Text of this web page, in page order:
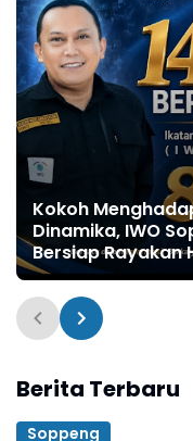
Kokoh
Dinamika, IWO
Bersiap Rayakan
Jadi ke-14 Lewat
Nyata
Berita Terbaru
Soppeng